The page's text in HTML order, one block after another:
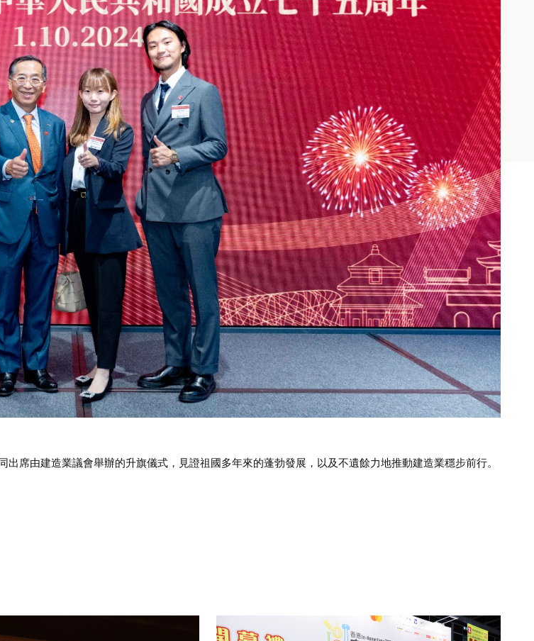
席由建造業議會舉辦的升旗儀式，見證祖國多年來的蓬勃發展，以及不遺餘力地推動建造業穩步前行。